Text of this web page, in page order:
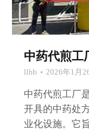
中药代煎工
llhb 2026年1月
中药代煎工厂
开具的中药处
业化设施。它